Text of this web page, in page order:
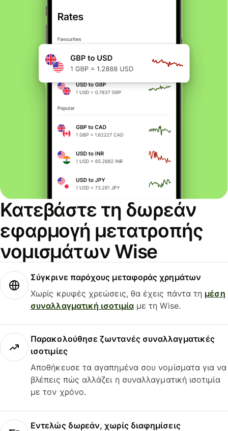
Κατεβάστε τη δωρεάν
εφαρμογή μετατροπής
νομισμάτων Wise
Σύγκρινε παρόχους μεταφοράς χρημάτων
Χωρίς κρυφές χρεώσεις, θα έχεις πάντα τη μέση
συναλλαγματική ισοτιμίαμε τη Wise.
Παρακολούθησε ζωντανές συναλλαγματικές
ισοτιμίες
Αποθήκευσε τα αγαπημένα σου νομίσματα για να
βλέπεις πώς αλλάζει η συναλλαγματική ισοτιμία
με τον χρόνο.
Εντελώς δωρεάν, χωρίς διαφημίσεις